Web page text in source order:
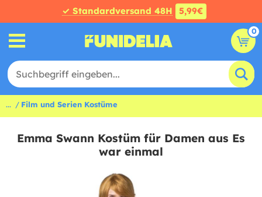
✓ Standardversand 48H 5,99€
0
... Film und Serien Kostüme
Emma Swann Kostüm für Damen aus Es
war einmal